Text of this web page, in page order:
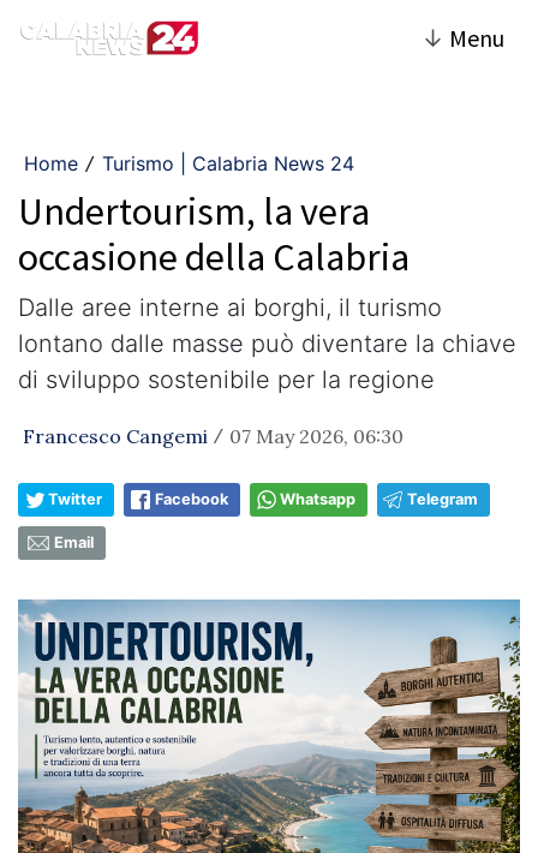
↓ Menu
Home / Turismo | Calabria News 24
Undertourism, la vera
occasione della Calabria
Dalle aree interne ai borghi, il turismo
lontano dalle masse può diventare la chiave
di sviluppo sostenibile per la regione
Francesco Cangemi / 07 May 2026, 06:30
Twitter Facebook Whatsapp Telegram
Email